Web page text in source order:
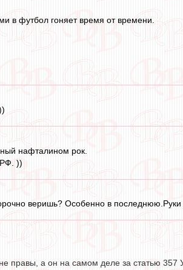
в футбол гоняет время от времени.
нафталином рок.
РФ. ))
веришь? Особенно в
правы, а он на самом деле за статью 357